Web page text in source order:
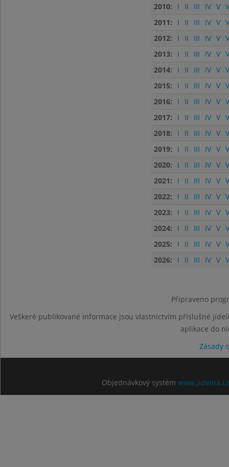
2010:
I II III IV V
2011:
I II III IV V
2012:
I II III IV V
2013:
I II III IV V
2014:
I II III IV V
2015:
I II III IV V
2016:
I II III IV V
2017:
I II III IV V
2018:
I II III IV V
2019:
I II III IV V
2020:
I II III IV V
2021:
I II III IV V
2022:
I II III IV V
2023:
I II III IV V
2024:
I II III IV V
2025:
I II III IV V
2026:
I II III IV V
Připraveno
Veškeré publikované informace jsou vlastnictvím příslušné
aplikace do
Zásady
Objednávkový systém www.jidelna.cz